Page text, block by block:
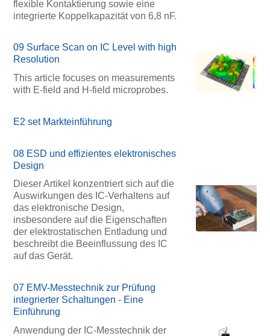
flexible Kontaktierung sowie eine
integrierte Koppelkapazität von 6,8 nF.
09 Surface Scan on IC Level with high
Resolution
This article focuses on measurements
with E-field and H-field microprobes.
E2 set Markteinführung
08 ESD und effizientes elektronisches
Design
Dieser Artikel konzentriert sich auf die
Auswirkungen des IC-Verhaltens auf
das elektronische Design,
insbesondere auf die Eigenschaften
der elektrostatischen Entladung und
beschreibt die Beeinflussung des IC
auf das Gerät.
07 EMV-Messtechnik zur Prüfung
integrierter Schaltungen - Eine
Einführung
Anwendung der IC-Messtechnik der